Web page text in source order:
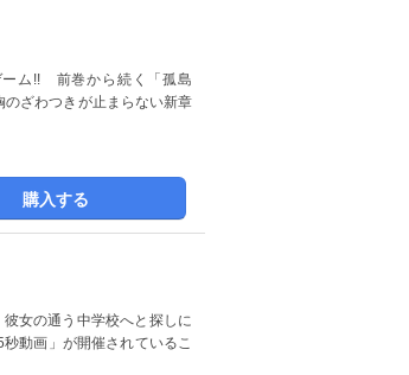
ーム!! 前巻から続く「孤島
ざわつきが止まらない新章
購入する
女の通う中学校へと探しに
動画」が開催されているこ